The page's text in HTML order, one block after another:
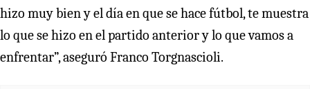
hizo muy bien y el día en que se hace fútbol, te muestra
lo que se hizo en el partido anterior y lo que vamos a
enfrentar”, aseguró Franco Torgnascioli.